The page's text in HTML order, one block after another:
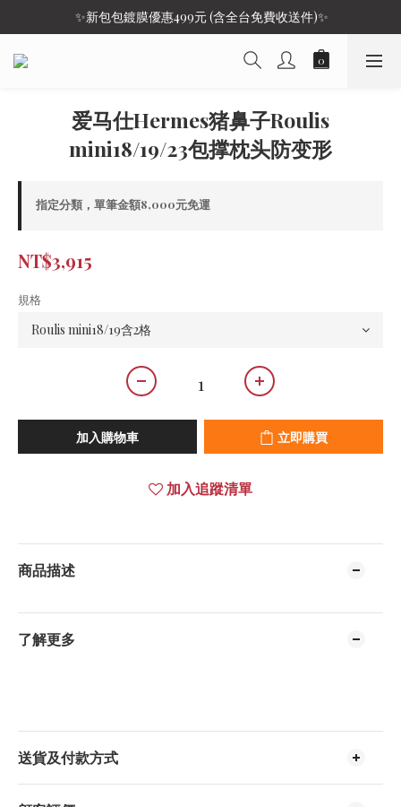
✨新包包鍍膜優惠499元 (含全台免費收送件)✨
爱马仕Hermes猪鼻子Roulis
mini18/19/23包撑枕头防变形
指定分類，單筆金額8,000元免運
NT$3,915
規格
加入購物車 立即購買
加入追蹤清單
商品描述
了解更多
送貨及付款方式